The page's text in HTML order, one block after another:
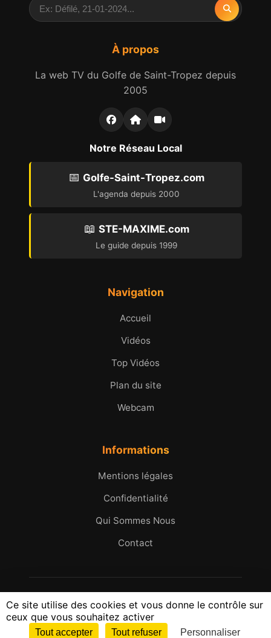
À propos
La web TV du Golfe de Saint-Tropez depuis
2005
Notre Réseau Local
📅 Golfe-Saint-Tropez.com
L'agenda depuis 2000
📖 STE-MAXIME.com
Le guide depuis 1999
Navigation
Accueil
Vidéos
Top Vidéos
Plan du site
Webcam
Informations
Mentions légales
Confidentialité
Qui Sommes Nous
Contact
© 2005 - 2026 Micromax.tv. Tous droits réservés.
25 ans d'images et d'histoires du Golfe de Saint-
Tropez
Ce site utilise des cookies et vous donne le contrôle sur
ceux que vous souhaitez activer
Tout accepter Tout refuser Personnaliser